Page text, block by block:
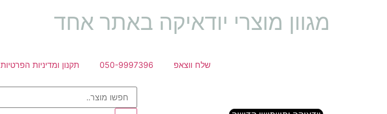
מגוון מוצרי יודאיקה באתר אחד
שלח ווצאפ 050-9997396 תקנון ומדיניות הפרטיות